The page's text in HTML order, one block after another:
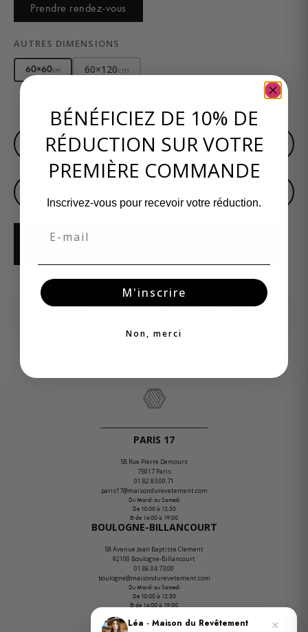
Prendre rendez-vous
AUTRES DIMENSIONS
60×60cm 60×120cm
SURFACE EN M²
BOITE DE 1,08 M²
PARIS 17
58 Rue Pierre Demours
75017 Paris
01.82.83.00.71
paris17@maisondurevetement.com
Du Mardi au Samedi
De 10:00 à 12:30
Et de 14:00 à 19:00
BOULOGNE-BILLANCOURT
58 Avenue Jean Baptiste Clement
92100 Boulogne-Billancourt
01.86.04.73.00
boulogne@maisondurevetement.com
Du Mardi au Samedi
De 10:00 à 12:30
Et de 14:00 à 19:00
PORTE DE PARIS ×
Léa · Maison du Revêtement
BÉNÉFICIEZ DE 10% DE
RÉDUCTION SUR VOTRE
PREMIÈRE COMMANDE
Inscrivez-vous pour recevoir votre réduction.
Email
M'inscrire
Non, merci